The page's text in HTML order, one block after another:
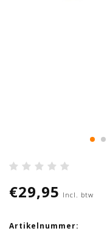
€29,95 Incl. btw
Artikelnummer: